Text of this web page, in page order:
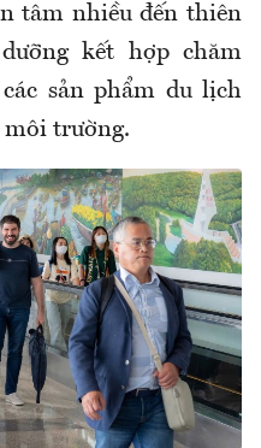
tâm nhiều đến thiên
kết hợp chăm
sản phẩm du lịch
môi trường.